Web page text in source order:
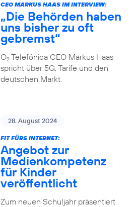
CEO MARKUS HAAS IM INTERVIEW:
„Die Behörden haben
uns bisher zu oft
gebremst“
O2Telefónica CEO Markus Haas
spricht über 5G, Tarife und den
deutschen Markt
28. August 2024
FIT FÜRS INTERNET:
Angebot zur
Medienkompetenz
für Kinder
veröffentlicht
Zum neuen Schuljahr präsentiert